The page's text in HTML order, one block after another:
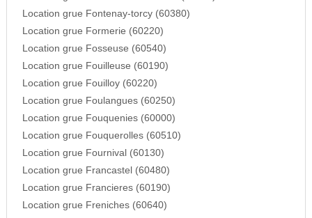
Location grue Fontenay-torcy (60380)
Location grue Formerie (60220)
Location grue Fosseuse (60540)
Location grue Fouilleuse (60190)
Location grue Fouilloy (60220)
Location grue Foulangues (60250)
Location grue Fouquenies (60000)
Location grue Fouquerolles (60510)
Location grue Fournival (60130)
Location grue Francastel (60480)
Location grue Francieres (60190)
Location grue Freniches (60640)